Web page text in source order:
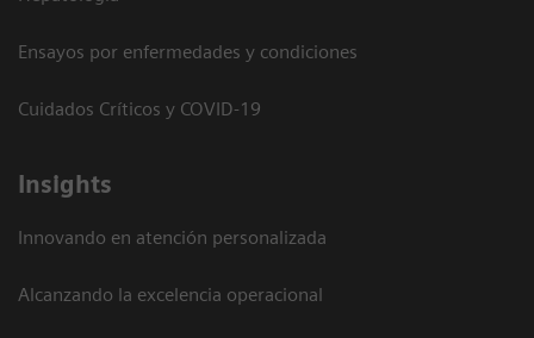
Ensayos por enfermedades y condiciones
Cuidados Críticos y COVID-19
Insights
Innovando en atención personalizada
Alcanzando la excelencia operacional